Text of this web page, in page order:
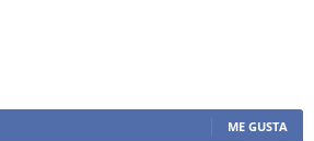
ME GUSTA